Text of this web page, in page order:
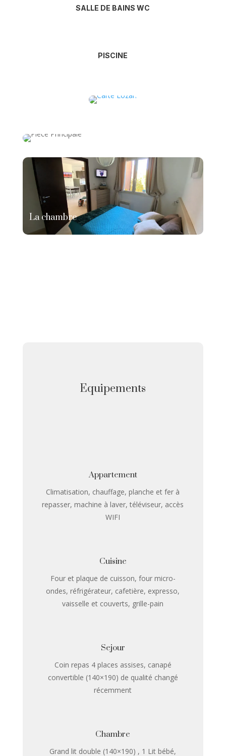
SALLE DE BAINS WC
PISCINE
La chambre
Equipements
Appartement
Climatisation, chauffage, planche et fer à
repasser, machine à laver, téléviseur, accès
WIFI
Cuisine
Four et plaque de cuisson, four micro-
ondes, réfrigérateur, cafetière, expresso,
vaisselle et couverts, grille-pain
Sejour
Coin repas 4 places assises, canapé
convertible (140×190) de qualité changé
récemment
Chambre
Grand lit double (140×190) , 1 Lit bébé,